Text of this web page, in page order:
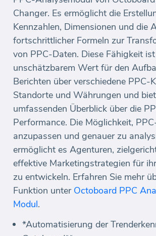
Changer. Es ermöglicht die
Kennzahlen, Dimensionen und die
fortschrittlicher Formeln zur
von PPC-Daten. Diese Fähigkeit
unschätzbarem Wert für den
Berichten über verschiedene PPC-
Standorte und Währungen und
umfassenden Überblick über die
Performance. Die Möglichkeit,
anzupassen und genauer zu
ermöglicht es Agenturen,
effektive Marketingstrategien für
zu entwickeln. Erfahren Sie mehr
Funktion unter Octoboard PPC
Modul.
*Automatisierung der